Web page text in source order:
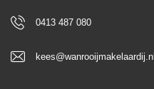
0413 487 080
kees@wanrooijmakelaardij.nl